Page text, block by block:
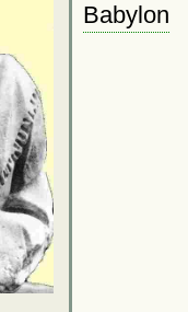
Babylon